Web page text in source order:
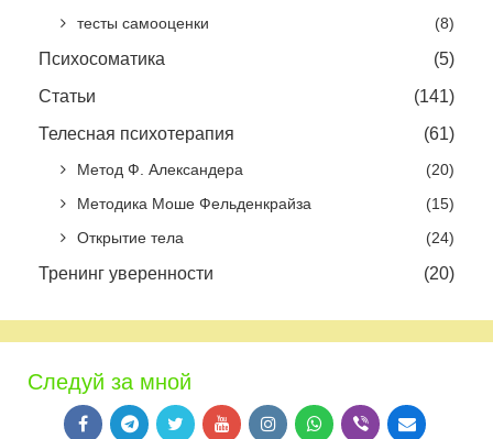
тесты самооценки
(8)
Психосоматика
(5)
Статьи
(141)
Телесная психотерапия
(61)
Метод Ф. Александера
(20)
Методика Моше Фельденкрайза
(15)
Открытие тела
(24)
Тренинг уверенности (20)
Следуй за мной